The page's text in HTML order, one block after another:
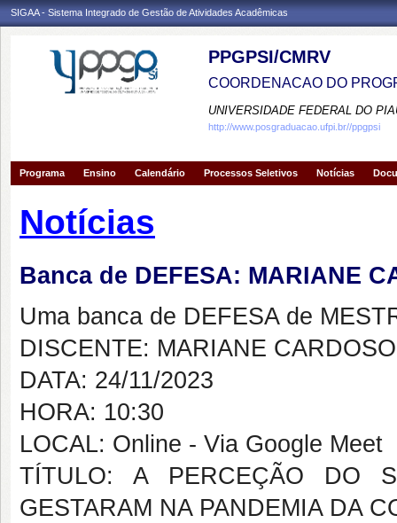
SIGAA - Sistema Integrado de Gestão de Atividades Acadêmicas
PPGPSI/CMRV
COORDENACAO DO
UNIVERSIDADE FEDERAL DO
http://www.posgraduacao.ufpi.br//ppgpsi
Programa Ensino Calendário Processos Seletivos Notícias
Notícias
Banca de DEFESA: MARIANE
Uma banca de DEFESA de
DISCENTE: MARIANE
DATA: 24/11/2023
HORA: 10:30
LOCAL: Online - Via Google Meet
TÍTULO: A PERCEÇÃO DO
GESTARAM NA PANDEMIA DA